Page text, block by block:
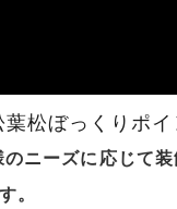
松ぼっくりポ
のニーズに応じて
。